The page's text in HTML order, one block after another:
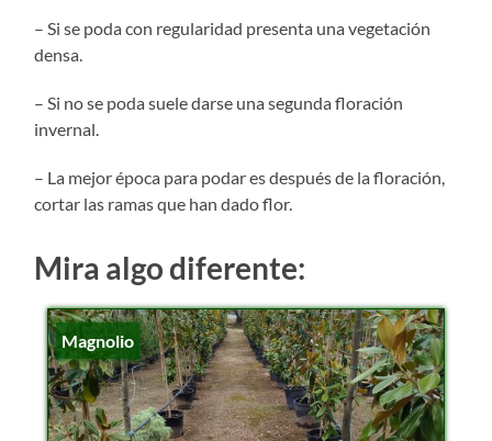
– Si se poda con regularidad presenta una vegetación
densa.
– Si no se poda suele darse una segunda floración
invernal.
– La mejor época para podar es después de la floración,
cortar las ramas que han dado flor.
Mira algo diferente:
Magnolio